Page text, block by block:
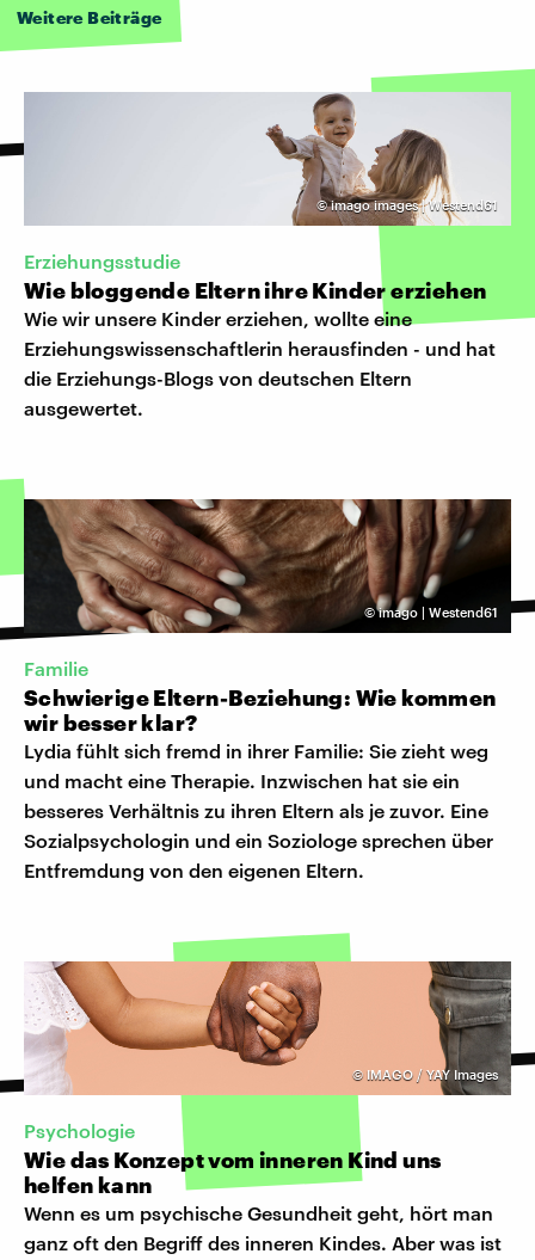
Weitere Beiträge
©imago images | Westend61
Erziehungsstudie
Wie bloggende Eltern ihre Kinder erziehen
Wie wir unsere Kinder erziehen, wollte eine
Erziehungswissenschaftlerin herausfinden - und hat
die Erziehungs-Blogs von deutschen Eltern
ausgewertet.
©imago | Westend61
Familie
Schwierige Eltern-Beziehung: Wie kommen
wir besser klar?
Lydia fühlt sich fremd in ihrer Familie: Sie zieht weg
und macht eine Therapie. Inzwischen hat sie ein
besseres Verhältnis zu ihren Eltern als je zuvor. Eine
Sozialpsychologin und ein Soziologe sprechen über
Entfremdung von den eigenen Eltern.
© IMAGO / YAY Images
Psychologie
Wie das Konzept vom inneren Kind uns
helfen kann
Wenn es um psychische Gesundheit geht, hört man
ganz oft den Begriff des inneren Kindes. Aber was ist